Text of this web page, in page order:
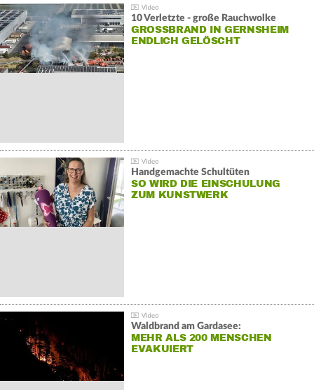
10 Verletzte - große Rauchwolke
GROSSBRAND IN GERNSHEIM E
NDLICH GELÖSCHT
Handgemachte Schultüten
SO WIRD DIE EINSCHULUNG
ZUM KUNSTWERK
Waldbrand am Gardasee:
MEHR ALS 200 MENSCHEN
EVAKUIERT